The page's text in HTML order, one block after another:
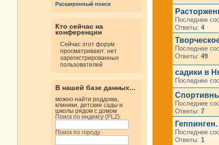
Расширенный поиск
Кто сейчас на
конференции
Сейчас этот форум
просматривают: нет
зарегистрированных
пользователей
В нашей базе данных...
можно найти роддома,
клиники, детские сады и
школы рядом с домом
Поиск по индексу (PLZ):
Поиск по городу
Последнее
Ответы: 4
Последнее
Ответы: 49
садики в
Последнее
Последнее
Ответы: 7
Последнее
Ответы: 1